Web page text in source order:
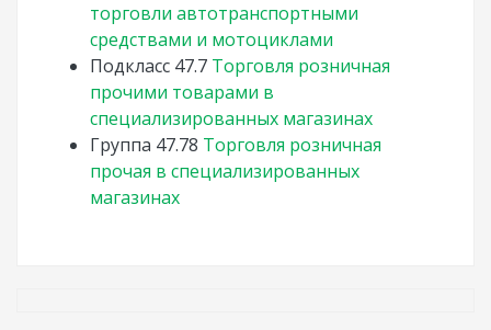
торговли автотранспортными
средствами и мотоциклами
Подкласс 47.7 Торговля розничная
прочими товарами в
специализированных магазинах
Группа 47.78 Торговля розничная
прочая в специализированных
магазинах